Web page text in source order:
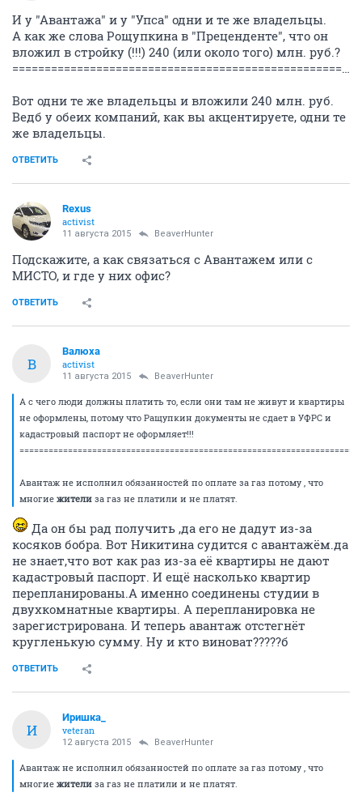
И у "Авантажа" и у "Упса" одни и те же владельцы.
А как же слова Рощупкина в "Преценденте", что он
вложил в стройку (!!!) 240 (или около того) млн. руб.?
======================================================================
Вот одни те же владельцы и вложили 240 млн. руб.
Ведб у обеих компаний, как вы акцентируете, одни те
же владельцы.
ОТВЕТИТЬ
Rexus
activist
11 августа 2015 BeaverHunter
Подскажите, а как связаться с Авантажем или с
МИСТО, и где у них офис?
ОТВЕТИТЬ
В
Валюха
activist
11 августа 2015 BeaverHunter
А с чего люди должны платить то, если они там не живут и квартиры
не оформлены, потому что Ращупкин документы не сдает в УФРС и
кадастровый паспорт не оформляет!!!
=====================================================================
Авантаж не исполнил обязанностей по оплате за газ потому , что
многие жители за газ не платили и не платят.
Да он бы рад получить ,да его не дадут из-за
косяков бобра. Вот Никитина судится с авантажём.да
не знает,что вот как раз из-за её квартиры не дают
кадастровый паспорт. И ещё насколько квартир
перепланированы.А именно соединены студии в
двухкомнатные квартиры. А перепланировка не
зарегистрирована. И теперь авантаж отстегнёт
кругленькую сумму. Ну и кто виноват?????б
ОТВЕТИТЬ
И
Иришка_
veteran
12 августа 2015 BeaverHunter
Авантаж не исполнил обязанностей по оплате за газ потому , что
многие жители за газ не платили и не платят.